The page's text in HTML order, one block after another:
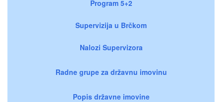
Program 5+2
Supervizija u Brčkom
Nalozi Supervizora
Radne grupe za državnu imovinu
Popis državne imovine